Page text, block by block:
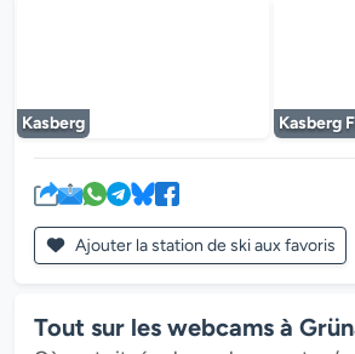
Kasberg Kasberg
Ajouter la station de ski aux favoris
Tout sur les webcams à